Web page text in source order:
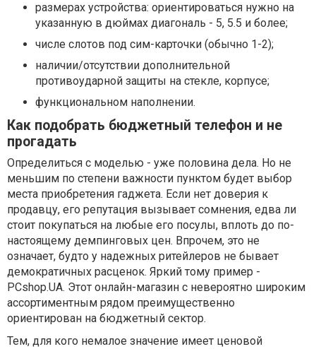
размерах устройства: ориентироваться нужно на
указанную в дюймах диагональ - 5, 5.5 и более;
числе слотов под сим-карточки (обычно 1-2);
наличии/отсутствии дополнительной
противоударной защиты на стекле, корпусе;
функциональном наполнении.
Как подобрать бюджетный телефон и не
прогадать
Определиться с моделью - уже половина дела. Но не
меньшим по степени важности пунктом будет выбор
места приобретения гаджета. Если нет доверия к
продавцу, его репутация вызывает сомнения, едва ли
стоит покупаться на любые его посулы, вплоть до по-
настоящему демпинговых цен. Впрочем, это не
означает, будто у надежных ритейлеров не бывает
демократичных расценок. Яркий тому пример -
PCshop.UA. Этот онлайн-магазин с невероятно широким
ассортиментным рядом преимущественно
ориентирован на бюджетный сектор.
Тем, для кого немалое значение имеет ценовой